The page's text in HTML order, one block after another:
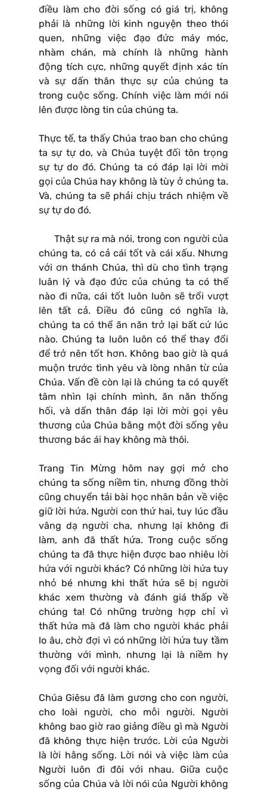
điều làm cho đời sống có giá trị, không
phải là những lời kinh nguyện theo thói
quen, những việc đạo đức máy móc,
nhàm chán, mà chính là những hành
động tích cực, những quyết định xác tín
và sự dấn thân thực sự của chúng ta
trong cuộc sống. Chính việc làm mới nói
lên được lòng tin của chúng ta.
Thực tế, ta thấy Chúa trao ban cho chúng
ta sự tự do, và Chúa tuyệt đối tôn trọng
sự tự do đó. Chúng ta có đáp lại lời mời
gọi của Chúa hay không là tùy ở chúng ta.
Và, chúng ta sẽ phải chịu trách nhiệm về
sự tự do đó.
Thật sự ra mà nói, trong con người của
chúng ta, có cả cái tốt và cái xấu. Nhưng
với ơn thánh Chúa, thì dù cho tình trạng
luân lý và đạo đức của chúng ta có thế
nào đi nữa, cái tốt luôn luôn sẽ trổi vượt
lên tất cả. Điều đó cũng có nghĩa là,
chúng ta có thể ăn năn trở lại bất cứ lúc
nào. Chúng ta luôn luôn có thể thay đổi
để trở nên tốt hơn. Không bao giờ là quá
muộn trước tình yêu và lòng nhân từ của
Chúa. Vấn đề còn lại là chúng ta có quyết
tâm nhìn lại chính mình, ăn năn thống
hối, và dấn thân đáp lại lời mời gọi yêu
thương của Chúa bằng một đời sống yêu
thương bác ái hay không mà thôi.
Trang Tin Mừng hôm nay gợi mở cho
chúng ta sống niềm tin, nhưng đồng thời
cũng chuyển tải bài học nhân bản về việc
giữ lời hứa. Người con thứ hai, tuy lúc đầu
vâng dạ người cha, nhưng lại không đi
làm, anh đã thất hứa. Trong cuộc sống
chúng ta đã thực hiện được bao nhiêu lời
hứa với người khác? Có những lời hứa tuy
nhỏ bé nhưng khi thất hứa sẽ bị người
khác xem thường và đánh giá thấp về
chúng ta! Có những trường hợp chỉ vì
thất hứa mà đã làm cho người khác phải
lo âu, chờ đợi vì có những lời hứa tuy tầm
thường với mình, nhưng lại là niềm hy
vọng đối với người khác.
Chúa Giêsu đã làm gương cho con người,
cho loài người, cho mỗi người. Người
không bao giờ rao giảng điều gì mà Người
đã không thực hiện trước. Lời của Người
là lời hằng sống. Lời nói và việc làm của
Người luôn đi đôi với nhau. Giữa cuộc
sống của Chúa và lời nói của Người không